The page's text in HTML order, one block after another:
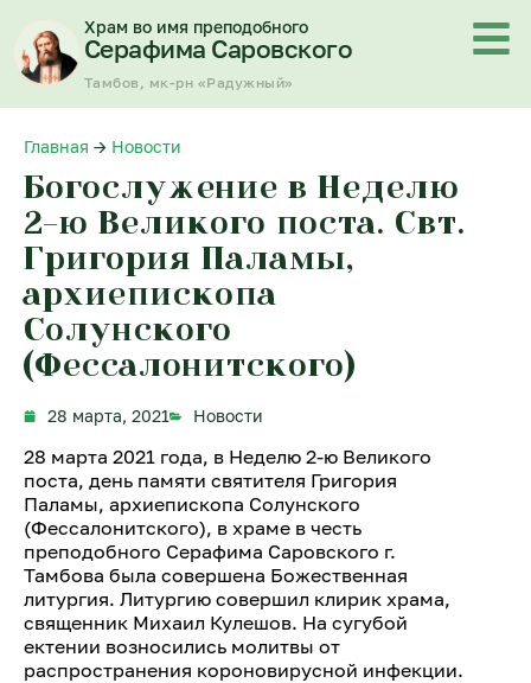
содержимому
Храм во имя преподобного
Серафима Саровского
Тамбов, мк-рн «Радужный»
Главная → Новости
Богослужение в Неделю
2-ю Великого поста. Свт.
Григория Паламы,
архиепископа
Солунского
(Фессалонитского)
28 марта, 2021 Новости
28 марта 2021 года, в Неделю 2-ю Великого
поста, день памяти святителя Григория
Паламы, архиепископа Солунского
(Фессалонитского), в храме в честь
преподобного Серафима Саровского г.
Тамбова была совершена Божественная
литургия. Литургию совершил клирик храма,
священник Михаил Кулешов. На сугубой
ектении возносились молитвы от
распространения короновирусной инфекции.